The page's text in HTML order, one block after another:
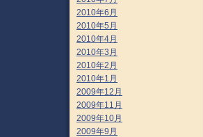
2010年6月
2010年5月
2010年4月
2010年3月
2010年2月
2010年1月
2009年12月
2009年11月
2009年10月
2009年9月